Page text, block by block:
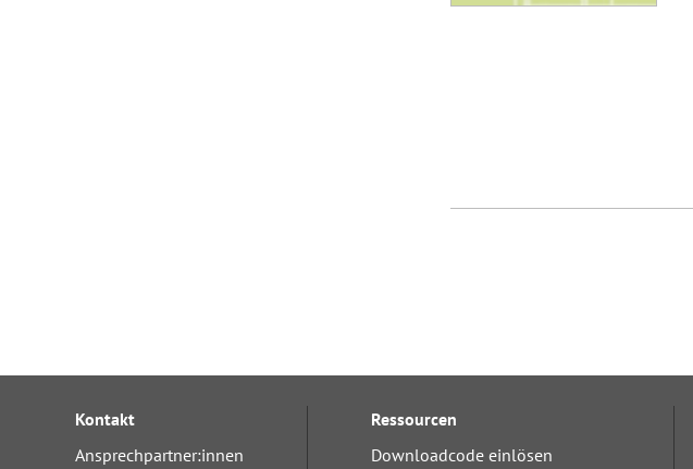
Kontakt
Ansprechpartner:innen
Ressourcen
Downloadcode einlösen